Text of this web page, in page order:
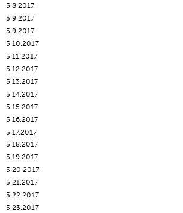
5.8.2017
5.9.2017
5.9.2017
5.10.2017
5.11.2017
5.12.2017
5.13.2017
5.14.2017
5.15.2017
5.16.2017
5.17.2017
5.18.2017
5.19.2017
5.20.2017
5.21.2017
5.22.2017
5.23.2017